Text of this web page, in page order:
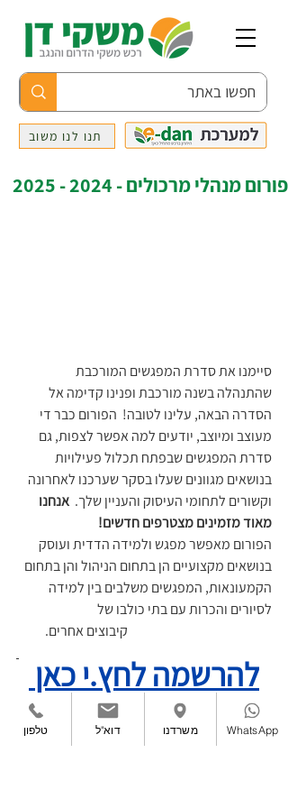
תנו לנו משוב
פורום מנהלי מרכולים - 2024 - 2025
סיימנו את סדרת המפגשים המורכבת
שהתנהלה בשנה מורכבת ופנינו קדימה אל
הסדרה הבאה, עלינו לטובה!  הפורום כבר די
מעוצב ומיוצב, יודעים למה אפשר לצפות, גם
סדרת המפגשים שבפתח תכלול פעילויות
בנושאים מגוונים שעלו בסקר שערכנו לאחרונה
וקשורים לתחומי העיסוק והעניין שלך. אנחנו
מאוד מזמינים מצטרפים חדשים!
הפורום מאפשר מפגש ולמידה הדדית ועוסק
בנושאים מקצועיים הן בתחום הניהול והן בתחום
הקמעונאות, המפגשים משלבים בין למידה
לסיורים והכרות עם בתי כולבו של
להרשמה לחץ.י כאן
טלפון דוא"ל משרדנו WhatsApp